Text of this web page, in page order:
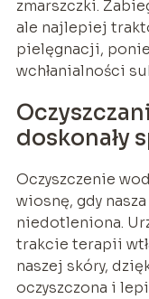
zmarszczki.
ale najlepiej
pielęgnacji,
wchłanialności
doskonały
Oczyszczenie
wiosnę, gdy
niedotleniona.
trakcie terapii
naszej skóry,
oczyszczona i